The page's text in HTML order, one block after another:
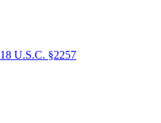
18 U.S.C. §2257